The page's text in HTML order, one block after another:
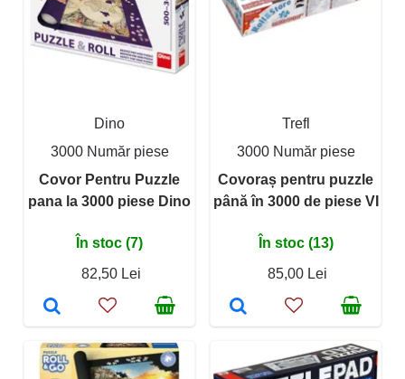
Dino
3000 Număr piese
Covor Pentru Puzzle
pana la 3000 piese Dino
În stoc (7)
82,50 Lei
Trefl
3000 Număr piese
Covoraș pentru puzzle
până în 3000 de piese VI
În stoc (13)
85,00 Lei